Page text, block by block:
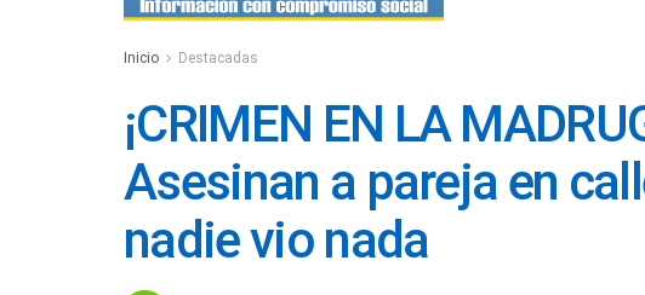
Inicio Destacadas
¡CRIMEN EN LA
Asesinan a pareja en
nadie vio nada